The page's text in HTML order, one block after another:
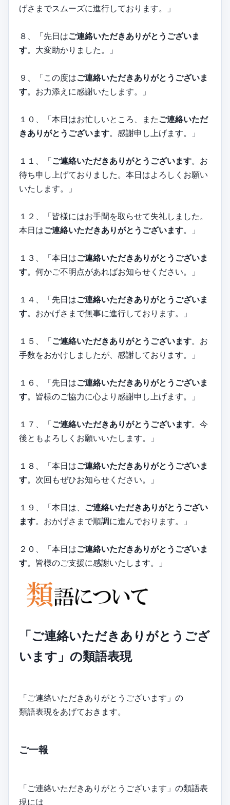
げさまでスムーズに進行しております。」
８、「先日はご連絡いただきありがとうございま
す。大変助かりました。」
９、「この度はご連絡いただきありがとうございま
す。お力添えに感謝いたします。」
１０、「本日はお忙しいところ、またご連絡いただ
きありがとうございます。感謝申し上げます。」
１１、「ご連絡いただきありがとうございます。お
待ち申し上げておりました。本日はよろしくお願い
いたします。」
１２、「皆様にはお手間を取らせて失礼しました。
本日はご連絡いただきありがとうございます。」
１３、「本日はご連絡いただきありがとうございま
す。何かご不明点があればお知らせください。」
１４、「先日はご連絡いただきありがとうございま
す。おかげさまで無事に進行しております。」
１５、「ご連絡いただきありがとうございます。お
手数をおかけしましたが、感謝しております。」
１６、「先日はご連絡いただきありがとうございま
す。皆様のご協力に心より感謝申し上げます。」
１７、「ご連絡いただきありがとうございます。今
後ともよろしくお願いいたします。」
１８、「本日はご連絡いただきありがとうございま
す。次回もぜひお知らせください。」
１９、「本日は、 ご連絡いただきありがとうござい
ます。おかげさまで順調に進んでおります。」
２０、「本日はご連絡いただきありがとうございま
す。皆様のご支援に感謝いたします。」
「ご連絡いただきありがとうござ
います」の類語表現
「ご連絡いただきありがとうございます」の
類語表現をあげておきます。
ご一報
「ご連絡いただきありがとうございます」の類語表
現には